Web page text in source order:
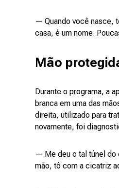
— Quando você nasce,
casa, é um nome.
Mão
Durante o programa, a
branca em uma das
direita, utilizado para
novamente, foi
— Me deu o tal túnel do
mão, tô com a cicatriz